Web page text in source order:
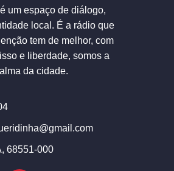
um espaço de diálogo,
local. É a rádio que
tem de melhor, com
e liberdade, somos a
da cidade.
68551-000